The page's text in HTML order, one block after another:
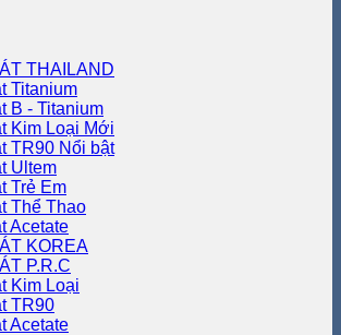
THAILAND
Titanium
B - Titanium
Kim Loại
TR90
Ultem
Trẻ Em
Thể Thao
Acetate
KOREA
P.R.C
Kim Loại
TR90
Acetate